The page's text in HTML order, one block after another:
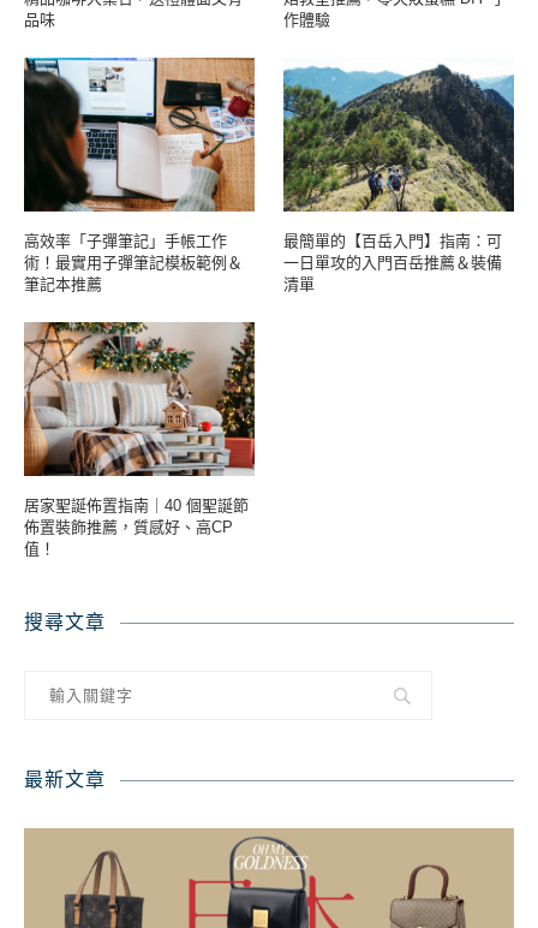
品味
作體驗
高效率「子彈筆記」手帳工作
術！最實用子彈筆記模板範例＆
筆記本推薦
最簡單的【百岳入門】指南：可
一日單攻的入門百岳推薦＆裝備
清單
居家聖誕佈置指南｜40 個聖誕節
佈置裝飾推薦，質感好、高CP
值！
搜尋文章
最新文章